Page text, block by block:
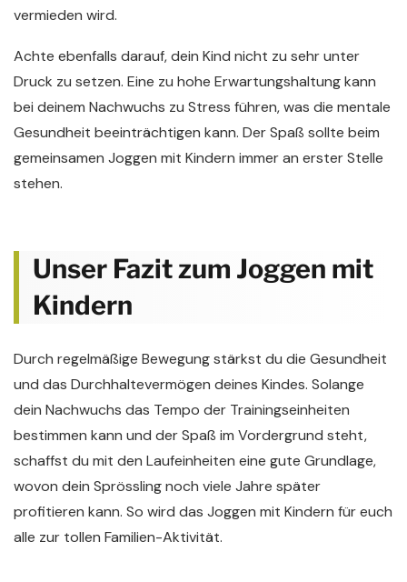
vermieden wird.
Achte ebenfalls darauf, dein Kind nicht zu sehr unter
Druck zu setzen. Eine zu hohe Erwartungshaltung kann
bei deinem Nachwuchs zu Stress führen, was die mentale
Gesundheit beeinträchtigen kann. Der Spaß sollte beim
gemeinsamen Joggen mit Kindern immer an erster Stelle
stehen.
Unser Fazit zum Joggen mit
Kindern
Durch regelmäßige Bewegung stärkst du die Gesundheit
und das Durchhaltevermögen deines Kindes. Solange
dein Nachwuchs das Tempo der Trainingseinheiten
bestimmen kann und der Spaß im Vordergrund steht,
schaffst du mit den Laufeinheiten eine gute Grundlage,
wovon dein Sprössling noch viele Jahre später
profitieren kann. So wird das Joggen mit Kindern für euch
alle zur tollen Familien-Aktivität.